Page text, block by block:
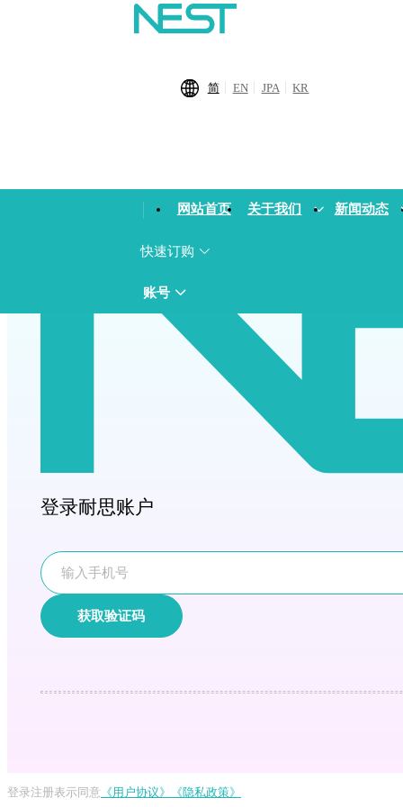
简 EN JPA KR
网站首页 关于我们 新闻动态
快速订购
账号
登录耐思账户
获取验证码
登录注册表示同意 《用户协议》 《隐私政策》
首页 › 解决方案